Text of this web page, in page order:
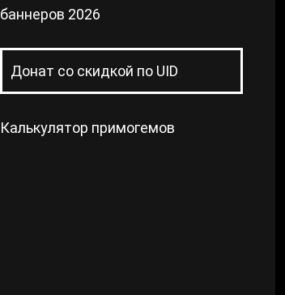
баннеров 2026
Донат со скидкой по UID
Калькулятор примогемов